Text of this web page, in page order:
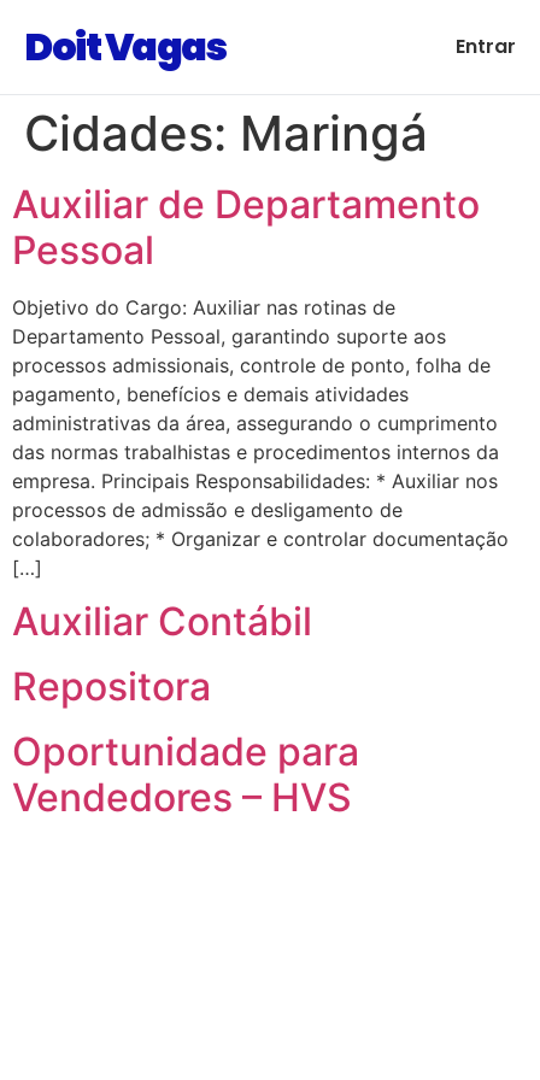
Doit Vagas Entrar
Cidades: Maringá
Auxiliar de Departamento
Pessoal
Objetivo do Cargo: Auxiliar nas rotinas de
Departamento Pessoal, garantindo suporte aos
processos admissionais, controle de ponto, folha de
pagamento, benefícios e demais atividades
administrativas da área, assegurando o cumprimento
das normas trabalhistas e procedimentos internos da
empresa. Principais Responsabilidades: * Auxiliar nos
processos de admissão e desligamento de
colaboradores; * Organizar e controlar documentação
[…]
Auxiliar Contábil
Repositora
Oportunidade para
Vendedores – HVS